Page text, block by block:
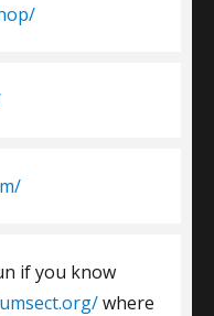
if you know
where